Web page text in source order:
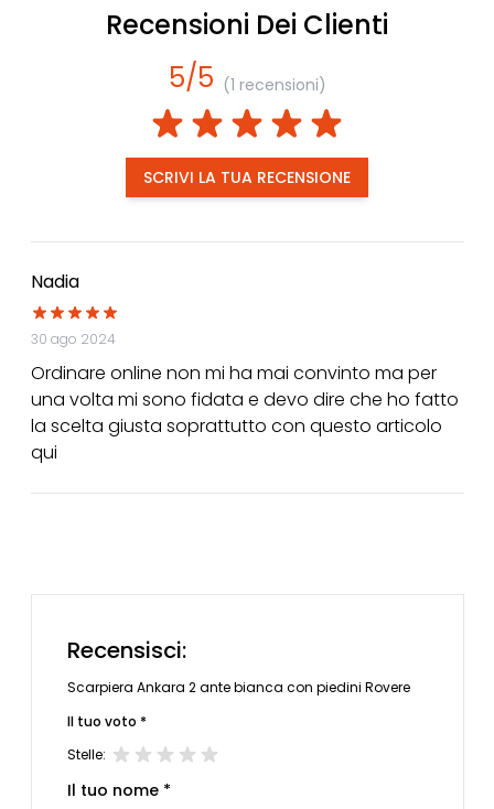
Recensioni Dei Clienti
5/5 (1 recensioni)
SCRIVI LA TUA RECENSIONE
Nadia
30 ago 2024
Ordinare online non mi ha mai convinto ma per
una volta mi sono fidata e devo dire che ho fatto
la scelta giusta soprattutto con questo articolo
qui
Recensisci:
Scarpiera Ankara 2 ante bianca con piedini Rovere
Il tuo voto *
Stelle:
Il tuo nome *